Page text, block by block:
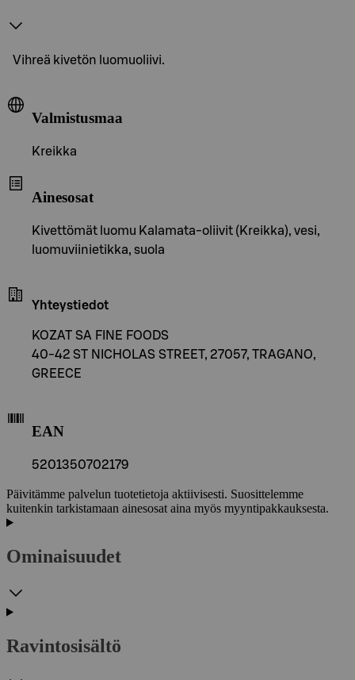
Vihreä kivetön luomuoliivi.
Valmistusmaa
Kreikka
Ainesosat
Kivettömät luomu Kalamata-oliivit (Kreikka), vesi,
luomuviinietikka, suola
Yhteystiedot
KOZAT SA FINE FOODS
40-42 ST NICHOLAS STREET, 27057, TRAGANO,
GREECE
EAN
5201350702179
Päivitämme palvelun tuotetietoja aktiivisesti. Suosittelemme
kuitenkin tarkistamaan ainesosat aina myös myyntipakkauksesta.
Ominaisuudet
Ravintosisältö